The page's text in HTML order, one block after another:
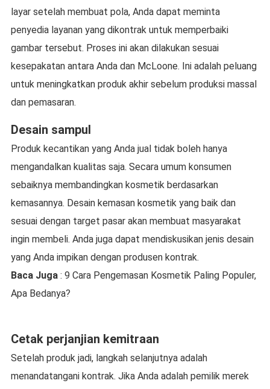
layar setelah membuat pola, Anda dapat meminta
penyedia layanan yang dikontrak untuk memperbaiki
gambar tersebut. Proses ini akan dilakukan sesuai
kesepakatan antara Anda dan McLoone. Ini adalah peluang
untuk meningkatkan produk akhir sebelum produksi massal
dan pemasaran.
Desain sampul
Produk kecantikan yang Anda jual tidak boleh hanya
mengandalkan kualitas saja. Secara umum konsumen
sebaiknya membandingkan kosmetik berdasarkan
kemasannya. Desain kemasan kosmetik yang baik dan
sesuai dengan target pasar akan membuat masyarakat
ingin membeli. Anda juga dapat mendiskusikan jenis desain
yang Anda impikan dengan produsen kontrak.
Baca Juga: 9 Cara Pengemasan Kosmetik Paling Populer,
Apa Bedanya?
Cetak perjanjian kemitraan
Setelah produk jadi, langkah selanjutnya adalah
menandatangani kontrak. Jika Anda adalah pemilik merek